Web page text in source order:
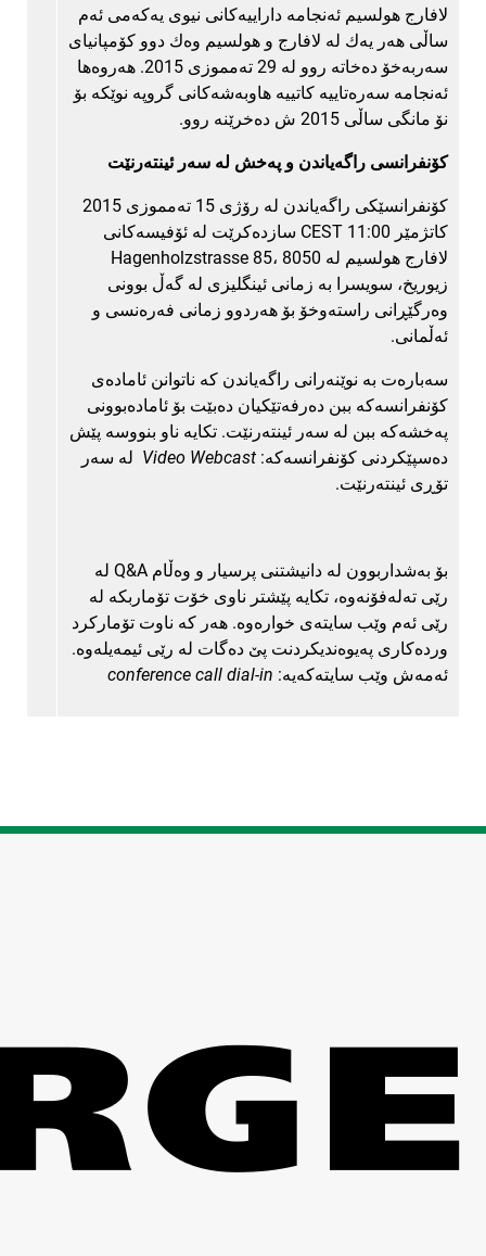
لافارج هولسیم ئه‌نجامه‌ داراییه‌كانی نیوی یه‌كه‌می ئه‌م
ساڵی هه‌ر یه‌ك له‌ لافارج و هولسیم وه‌ك دوو كۆمپانیای
سه‌ربه‌خۆ ده‌خاته‌ روو له‌ 29 ته‌مموزی 2015. هه‌روه‌ها
ئه‌نجامه‌ سه‌ره‌تاییه‌ كاتییه‌ هاوبه‌شه‌كانی گروپه‌ نوێكه‌ بۆ
نۆ مانگی ساڵی 2015 ش ده‌خرێنه‌ روو.
كۆنفرانسی راگه‌یاندن و په‌خش له‌ سه‌ر ئینته‌رنێت
كۆنفرانسێكی راگه‌یاندن له‌ رۆژی 15 ته‌مموزی 2015
كاتژمێر 11:00 CEST سازده‌كرێت له‌ ئۆفیسه‌كانی
لافارج هولسیم له‌ Hagenholzstrasse 85، 8050
زیوریخ، سویسرا به‌ زمانی ئینگلیزی له‌ گه‌ڵ بوونی
وه‌رگێڕانی راسته‌وخۆ بۆ هه‌ردوو زمانی فه‌ره‌نسی و
ئه‌ڵمانی.
سه‌باره‌ت به‌ نوێنه‌رانی راگه‌یاندن كه‌ ناتوانن ئاماده‌ی
كۆنفرانسه‌كه‌ ببن ده‌رفه‌تێكیان ده‌بێت بۆ ئاماده‌بوونی
په‌خشه‌كه‌ ببن له‌ سه‌ر ئینته‌رنێت. تكایه‌ ناو بنووسه‌ پێش
ده‌سپێكردنی كۆنفرانسه‌كه‌: Video Webcast له‌ سه‌ر
تۆڕی ئینته‌رنێت.
بۆ به‌شداربوون له‌ دانیشتنی پرسیار و وه‌ڵام Q&A له‌
رێی ته‌له‌فۆنه‌وه‌، تكایه‌ پێشتر ناوی خۆت تۆماربكه‌ له‌
رێی ئه‌م وێب سایته‌ی خواره‌وه‌. هه‌ر كه‌ ناوت تۆماركرد
ورده‌كاری په‌یوه‌ندیكردنت پێ ده‌گات له‌ رێی ئیمه‌یله‌وه‌.
ئه‌مه‌ش وێب سایته‌كه‌یه‌: conference call dial-in